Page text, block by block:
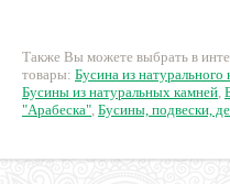
Также Вы можете выбрать в
товары: Бусина из натурального
Бусины из натуральных камней,
"Арабеска", Бусины, подвески,